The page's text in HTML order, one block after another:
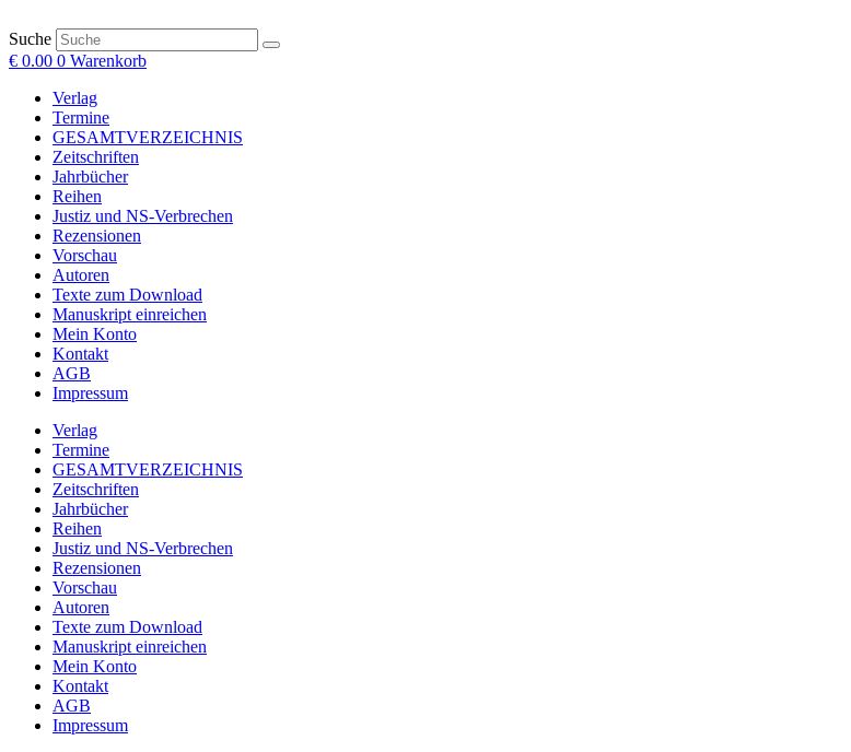
Suche
€ 0.00 0 Warenkorb
Verlag
Termine
GESAMTVERZEICHNIS
Zeitschriften
Jahrbücher
Reihen
Justiz und NS-Verbrechen
Rezensionen
Vorschau
Autoren
Texte zum Download
Manuskript einreichen
Mein Konto
Kontakt
AGB
Impressum
Verlag
Termine
GESAMTVERZEICHNIS
Zeitschriften
Jahrbücher
Reihen
Justiz und NS-Verbrechen
Rezensionen
Vorschau
Autoren
Texte zum Download
Manuskript einreichen
Mein Konto
Kontakt
AGB
Impressum